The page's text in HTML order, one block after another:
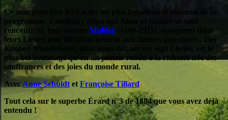
Ce sont peut-être les Lieder les plus freudiens et viennois de ce
programme. Zemlinsky (chez qui Alma et Gustav se sont
rencontrés), tout comme Mahler
leurs Lieder leur fort attachement aux thèmes populaires.
Knaben Wunderhorn
, dont nous donnerons sept Lieder, est le
plus bel hommage qu’on ait jamais rendu à la richesse née des
souffrances et des joies du monde rural.
Avec Anne Schuldt et Françoise Tillard
Tout cela sur le superbe Érard n°3 de 1884 que vous avez déjà
entendu !